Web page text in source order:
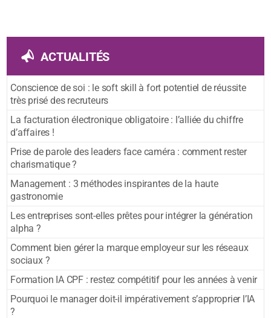
ACTUALITÉS
Conscience de soi : le soft skill à fort potentiel de réussite
très prisé des recruteurs
La facturation électronique obligatoire : l’alliée du chiffre
d’affaires !
Prise de parole des leaders face caméra : comment rester
charismatique ?
Management : 3 méthodes inspirantes de la haute
gastronomie
Les entreprises sont-elles prêtes pour intégrer la génération
alpha ?
Comment bien gérer la marque employeur sur les réseaux
sociaux ?
Formation IA CPF : restez compétitif pour les années à venir
Pourquoi le manager doit-il impérativement s’approprier l’IA
?